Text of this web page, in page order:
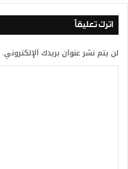
اترك تعليقاً
لن يتم نشر عنوان بريدك الإلكتروني.